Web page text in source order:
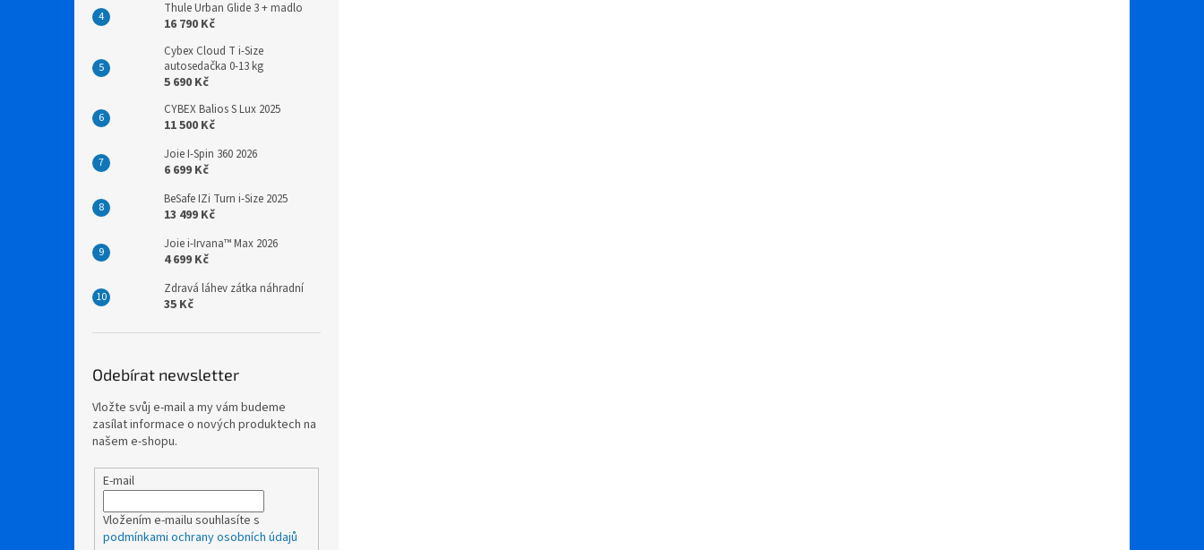
Thule Urban Glide 3 + madlo
16 790 Kč
Cybex Cloud T i-Size
autosedačka 0-13 kg
5 690 Kč
CYBEX Balios S Lux 2025
11 500 Kč
Joie I-Spin 360 2026
6 699 Kč
BeSafe IZi Turn i-Size 2025
13 499 Kč
Joie i-Irvana™ Max 2026
4 699 Kč
Zdravá láhev zátka náhradní
35 Kč
Odebírat newsletter
Vložte svůj e-mail a my vám budeme
zasílat informace o nových produktech na
našem e-shopu.
E-mail
Vložením e-mailu souhlasíte s
podmínkami ochrany osobních údajů